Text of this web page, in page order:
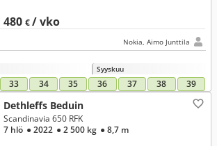
480 €/ vko
Nokia, Aimo Junttila
Syyskuu
33 34 35 36 37 38 39
Dethleffs Beduin
Scandinavia 650 RFK
7 hlö ● 2022 ● 2 500 kg ● 8,7 m